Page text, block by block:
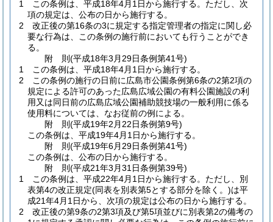
1
この条例は、平成18年4月1日から施行する。 ただし、次
項の規定は、公布の日から施行する。
2
改正後の第16条の3に規定する指定管理者の指定に関し必
要な行為は、この条例の施行前においても行うことができ
る。
附 則(平成18年3月29日条例第41号)
1
この条例は、平成18年4月1日から施行する。
2
この条例の施行の日前に広島市公園条例第6条の2第2項の
規定による許可のあった広島広域公園の有料公園施設の利
用又は同日前の広島広域公園補助競技場の一般利用に係る
使用料については、なお従前の例による。
附 則(平成19年2月22日条例第9号)
この条例は、平成19年4月1日から施行する。
附 則(平成19年6月29日条例第41号)
この条例は、公布の日から施行する。
附 則(平成21年3月31日条例第39号)
1
この条例は、平成22年4月1日から施行する。 ただし、別
表第4の改正規定(同表を別表第5とする部分を除く。)は平
成21年4月1日から、次項の規定は公布の日から施行する。
2
改正後の第9条の2第3項及び第5項並びに別表第2の備考の